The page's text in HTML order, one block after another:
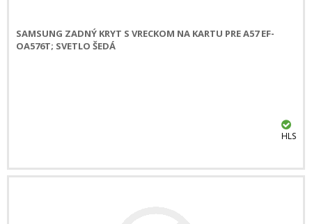
SAMSUNG ZADNÝ KRYT S VRECKOM NA KARTU PRE A57 EF-
OA576T; SVETLO ŠEDÁ
HLS